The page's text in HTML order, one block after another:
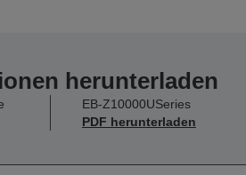
herunterladen
EB-Z10000USeries
PDF herunterladen